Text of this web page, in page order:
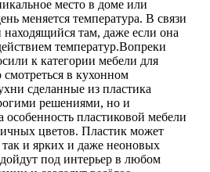
место в доме или
меняется температура. В связи
там, даже если она
температур.Вопреки
к категории мебели для
в кухонном
сделанные из пластика
решениями, но и
пластиковой мебели
цветов. Пластик может
и ярких и даже неоновых
под интерьер в любом